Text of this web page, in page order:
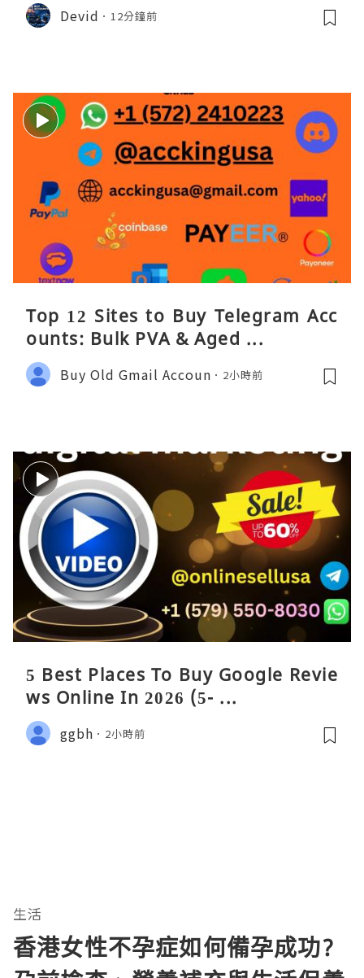
Devid 12分鐘前
Top 12 Sites to Buy Telegram Acc
ounts: Bulk PVA & Aged ...
Buy Old Gmail Accoun 2小時前
5 Best Places To Buy Google Revie
ws Online In 2026 (5- ...
ggbh 2小時前
生活
香港女性不孕症如何備孕成功?